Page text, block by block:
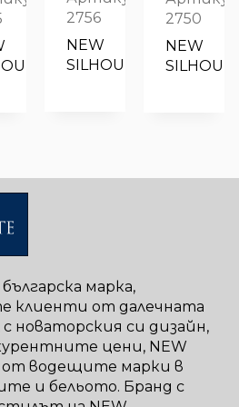
е:
13.69 лв..
8.69€
17.00 лв..
е:
13.69 лв..
2756
NEW
SILHOUETTE
7.93€
15.51 лв..
е:
2750
NEW
марка,
клиенти от далечната
с новаторския си дизайн,
цени, NEW
от водещите марки в
и бельото. Бранд с